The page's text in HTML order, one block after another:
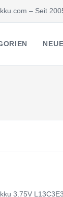
– Seit